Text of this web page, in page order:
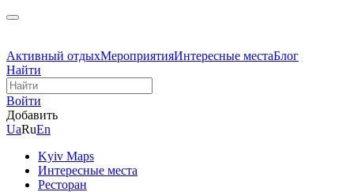
Активный отдыхМероприятияИнтересные местаБлог
Найти
Войти
Добавить
UaRuEn
Kyiv Maps
Интересные места
Ресторан